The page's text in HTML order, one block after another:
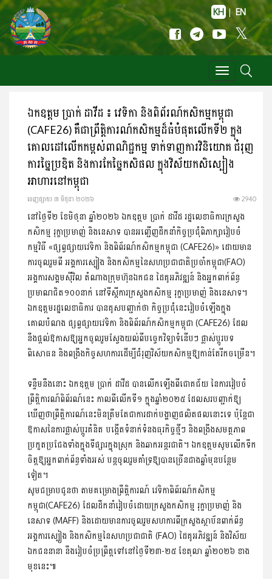
KH | EN
Toggle
navigation
ឯកឧត្តម ប្រាក់ ដាវីដ ៖ វេទិកា និងពិព័រណ៍កសិកម្មកម្ពុជា
(CAFE26) គឺជាព្រឹត្តិការណ៍កសិកម្មដ៏ធំបំផុតលើកទី២ ក្នុង
គោលដៅលើកកម្ពស់​ពាណិជ្ជកម្ម ទាក់ទាញការវិនិយោគ ជំរុញ
ការច្នៃប្រឌិត និងការកែច្នៃ​កសិផល ក្នុងវិស័យកសិស្បៀង
អាហារនៅកម្ពុជា
ចេញ​ផ្សាយ​ ៣ មិថុនា ២០២៦ 2940
នៅថ្ងៃទី២ ខែមិថុនា ឆ្នាំ២០២៦ ឯកឧត្តម ប្រាក់ ដាវីដ រដ្ឋលេខាធិការ​ក្រសួង
កសិកម្ម រុក្ខាប្រមាញ់ និងនេសាទ បានអញ្ជើញដឹកនាំកិច្ច​ប្រជុំ​ពិភាក្សារៀបចំ
កម្មវិធី «ផ្សព្វផ្សាយវេទិកា និងពិព័រណ៍កសិកម្មកម្ពុជា (CAFE26)» ដោយមាន
ការចូលរួមពី អង្គការស្បៀង និងកសិកម្មនៃ​សហ​ប្រជាជាតិប្រចាំកម្ពុជា(FAO)
អង្គការសង្គមស៊ីវិល តំណាងក្រុម​ហ៊ុន​ឯកជន ដៃគូអភិវឌ្ឍន៍ និងអ្នកពាក់ព័ន្ធ
ប្រមាណជិត១០០នាក់ នៅទីស្តីការក្រសួងកសិកម្ម រុក្ខាប្រមាញ់ និងនេសាទ។
ឯកឧត្តមរដ្ឋលេខាធិការ បានគូសបញ្ជាក់ថា កិច្ចប្រជុំនេះរៀបចំឡើង​ក្នុង
គោលបំណង ផ្សព្វផ្សាយវេទិកា និងពិព័រណ៍កសិកម្មកម្ពុជា (CAFE26) ដែល
នឹងផ្តល់ឱកាសឱ្យអ្នកចូលរួមស្វែងយល់​ពីបច្ចេក​វិទ្យាទំនើបៗ ផ្លាស់ប្តូរបទ
ពិសោធន និងពង្រឹងកិច្ចសហការ​ដើម្បីជំរុញ​វិស័យកសិកម្មឱ្យកាន់តែរីកចម្រើន។
ទន្ទឹមនឹងនោះ ឯកឧត្តម ប្រាក់ ដាវីដ បានលើកឡើងពីជោគជ័យ នៃ​ការ​រៀប​ចំ
ព្រឹត្តិការណ៍ពិព័រណ៍នេះ កាលពីលើកទី១ ក្នុងឆ្នាំ២០២៥ ដែលសរបញ្ជាក់ឱ្យ
ឃើញថាព្រឹត្តិការណ៍នេះមិនត្រឹមតែជាការដាក់បង្ហាញផលិតផលនោះទេ ប៉ុន្តែជា
ឱកាសនៃការផ្លាស់ប្តូរគំនិត បង្កើតទំនាក់​ទំនងធុរកិច្ចថ្មីៗ និងពង្រឹងសមត្ថភាព
ប្រកួតប្រជែងទាំងក្នុងទីផ្សារ​ក្នុង​ស្រុក និងឆាកអន្តរជាតិ។ ឯកឧត្តមសូមលើកទឹក
ចិត្តឱ្យអ្នក​ពាក់ព័ន្ធ​ទាំងអស់ បន្តចូលរួមគាំទ្រឱ្យបានច្រើនជាងឆ្នាំមុនបន្ថែម
ទៀត។
សូមជម្រាបជូនថា តាមគម្រោងព្រឹត្តិការណ៍ វេទិកាពិព័រណ៍កសិកម្ម​
កម្ពុជា(CAFE26) ដែលដឹកនាំរៀបចំដោយក្រសួងកសិកម្ម រុក្ខា​ប្រមាញ់ និង
នេសាទ (MAFF) និងដោយមានការចូលរួមសហការ​ពីក្រសួងស្ថាប័នពាក់ព័ន្ធ
អង្គការស្បៀង និងកសិកម្មនៃ​សហ​ប្រជាជាតិ (FAO) ដៃគូអភិវឌ្ឍន៍ និងវិស័យ
ឯកជននានា នឹងរៀបចំ​ប្រព្រឹត្តទៅនៅថ្ងៃទី២៣-២៥ ខែតុលា ឆ្នាំ២០២៦ ខាង
មុខនេះ៕